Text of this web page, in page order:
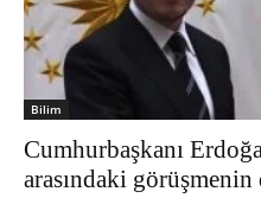
Bilim
Cumhurbaşkanı
arasındaki görüşmenin